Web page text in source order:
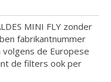
MINI FLY zonder
fabrikantnummer
de Europese
de filters ook per